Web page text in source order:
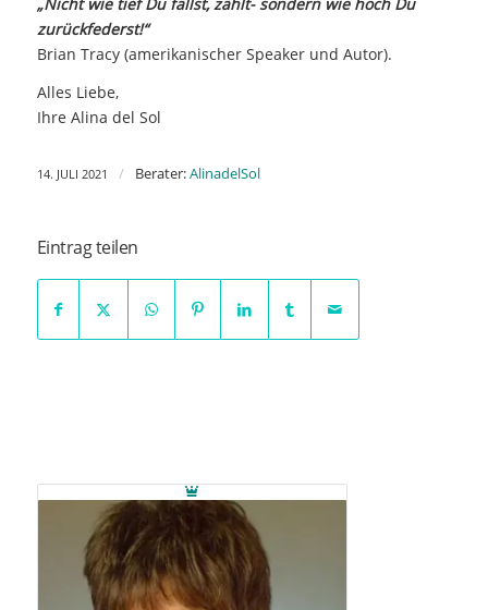
„Nicht wie tief Du fällst, zählt- sondern wie hoch Du
zurückfederst!“
Brian Tracy (amerikanischer Speaker und Autor).
Alles Liebe,
Ihre Alina del Sol
14. JULI 2021 / Berater:AlinadelSol
Eintrag teilen